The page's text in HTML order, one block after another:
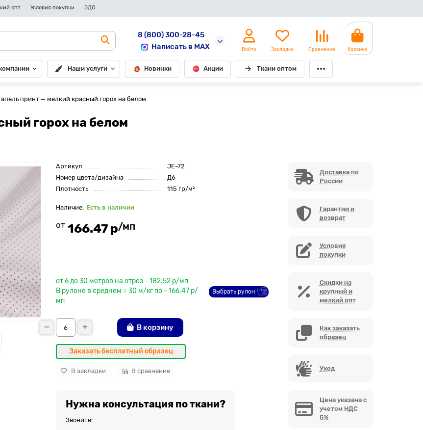
опт Условия покупки ЭДО
8 (800) 300-28-45
Написать в MAX
Войти Закладки Сравнение Корзина
Наши услуги Новинки Акции Ткани оптом
принт — мелкий красный горох на белом
горох на белом
Артикул
JE-72
Номер цвета/дизайна
Д6
Плотность
115 гр/м²
Есть в наличии
от 166.47 р/мп
от 6 до 30 метров на отрез - 182.52 р/мп
В рулоне в среднем = 30 м/кг по - 166.47 р/
мп
Выбрать рулон
В корзину
Заказать бесплатный образец
В закладки В сравнение
Нужна консультация по ткани?
Звоните:
Доставка по
России
Гарантии и
возврат
Условия
покупки
Скидки на
крупный и
мелкий опт
Как заказать
образец
Уход
Цена указана с
учетом НДС
5%